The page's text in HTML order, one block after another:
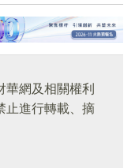
華網及相關權利
止進行轉載、摘